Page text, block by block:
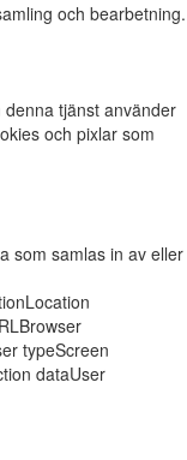
och bearbetning.
tjänst använder
och pixlar som
som samlas in av eller
Location
Browser
typeScreen
dataUser